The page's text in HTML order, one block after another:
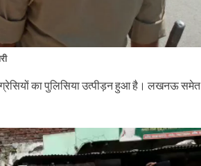
का पुलिसिया उत्पीड़न हुआ है। लखनऊ समेत